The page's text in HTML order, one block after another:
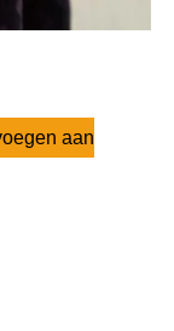
aan